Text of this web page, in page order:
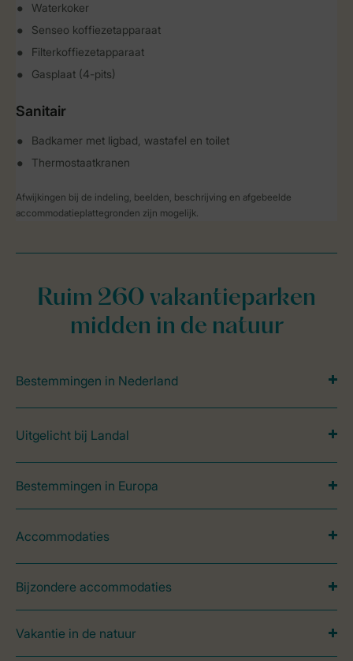
Waterkoker
Senseo koffiezetapparaat
Filterkoffiezetapparaat
Gasplaat (4-pits)
Sanitair
Badkamer met ligbad, wastafel en toilet
Thermostaatkranen
Afwijkingen bij de indeling, beelden, beschrijving en afgebeelde
accommodatieplattegronden zijn mogelijk.
Ruim 260 vakantieparken
midden in de natuur
Bestemmingen in Nederland
Uitgelicht bij Landal
Bestemmingen in Europa
Accommodaties
Bijzondere accommodaties
Vakantie in de natuur